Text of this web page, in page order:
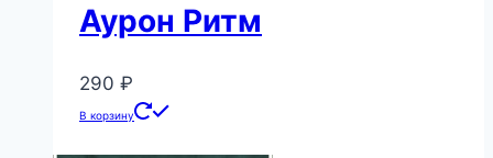
Аурон Ритм
290 ₽
В корзину